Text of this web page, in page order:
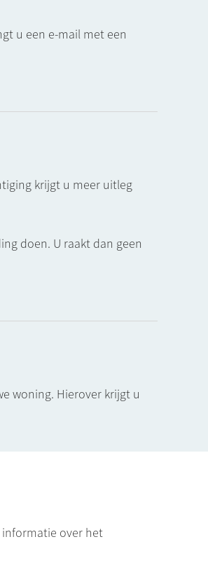
u een e-mail met een
krijgt u meer uitleg
doen. U raakt dan geen
woning. Hierover krijgt u
over het